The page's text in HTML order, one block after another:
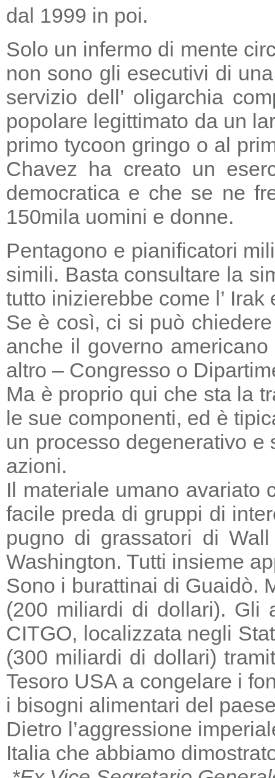
dal 1999 in poi.
Solo un infermo di mente
non sono gli esecutivi di
servizio dell’ oligarchia
popolare legittimato da un
primo tycoon gringo o al
Chavez ha creato un
democratica e che se ne
150mila uomini e donne.
Pentagono e pianificatori
simili. Basta consultare la
tutto inizierebbe come l’
Se è così, ci si può
anche il governo
altro – Congresso o
Ma è proprio qui che sta la
le sue componenti, ed è
un processo degenerativo
azioni.
Il materiale umano avariato
facile preda di gruppi di
pugno di grassatori di
Washington. Tutti insieme
Sono i burattinai di Guaidò.
(200 miliardi di dollari). Gli
CITGO, localizzata negli
(300 miliardi di dollari)
Tesoro USA a congelare i
i bisogni alimentari del
Dietro l’aggressione
Italia che abbiamo